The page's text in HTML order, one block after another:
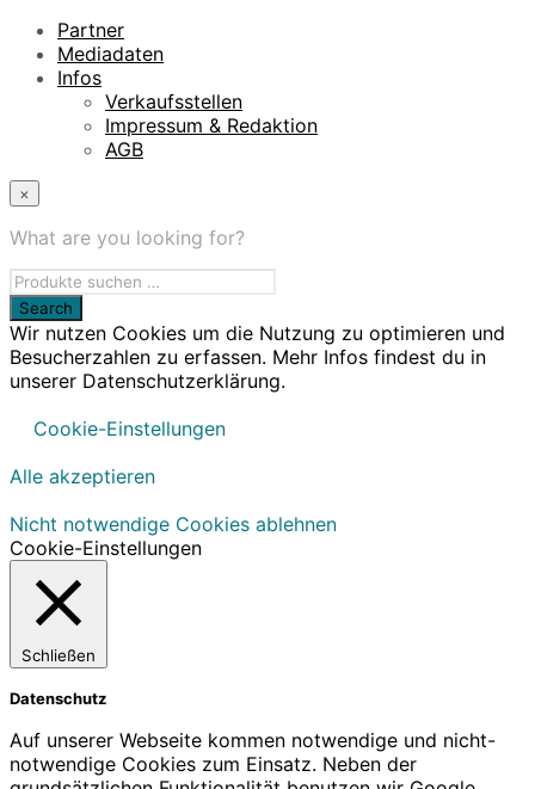
Partner
Mediadaten
Infos
Verkaufsstellen
Impressum & Redaktion
AGB
×
What are you looking for?
Wir nutzen Cookies um die Nutzung zu optimieren und
Besucherzahlen zu erfassen. Mehr Infos findest du in
unserer Datenschutzerklärung.
Cookie-Einstellungen
Alle akzeptieren
Nicht notwendige Cookies ablehnen
Cookie-Einstellungen
Schließen
Datenschutz
Auf unserer Webseite kommen notwendige und nicht-
notwendige Cookies zum Einsatz. Neben der